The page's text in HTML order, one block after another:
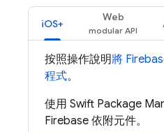
iOS+
Web
按照操作說明將
程式。
使用 Swift Package
Firebase 依附元件。